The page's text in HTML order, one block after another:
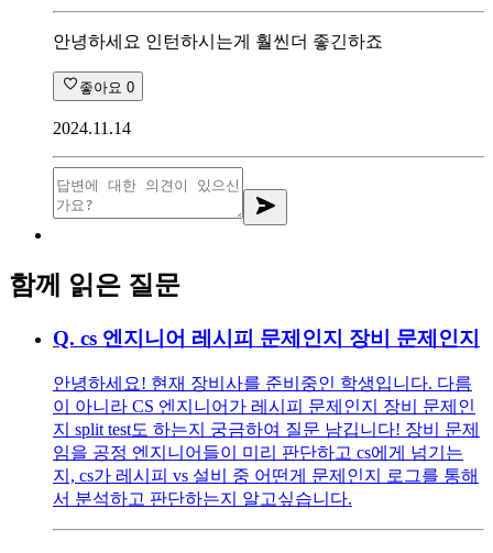
안녕하세요 인턴하시는게 훨씬더 좋긴하죠
좋아요 0
2024.11.14
함께 읽은 질문
Q. cs 엔지니어 레시피 문제인지 장비 문제인지
안녕하세요! 현재 장비사를 준비중인 학생입니다. 다름
이 아니라 CS 엔지니어가 레시피 문제인지 장비 문제인
지 split test도 하는지 궁금하여 질문 남깁니다! 장비 문제
임을 공정 엔지니어들이 미리 판단하고 cs에게 넘기는
지, cs가 레시피 vs 설비 중 어떤게 문제인지 로그를 통해
서 분석하고 판단하는지 알고싶습니다.